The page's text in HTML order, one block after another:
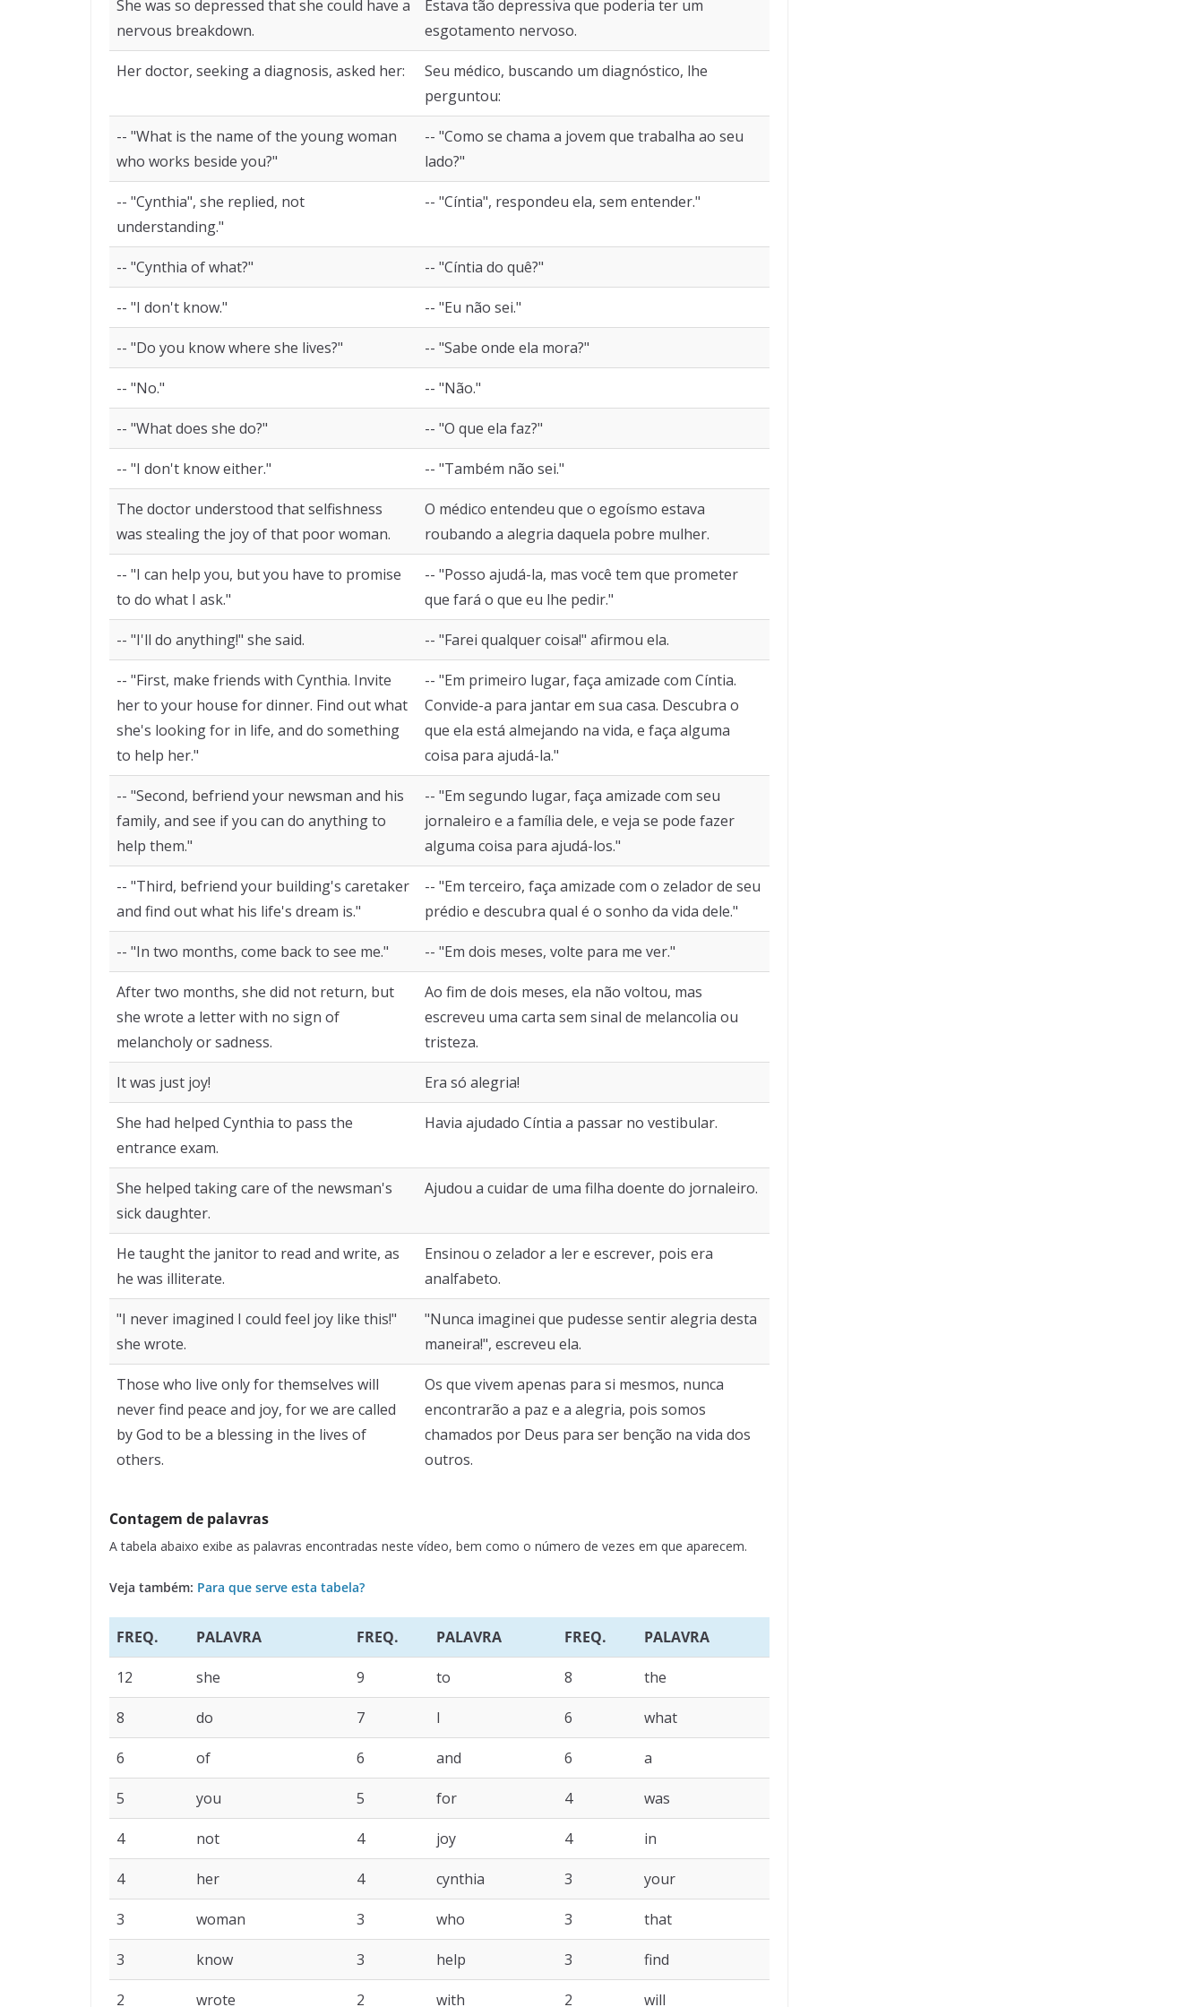
She was so depressed that she could have a
nervous breakdown.
Estava tão depressiva que poderia ter um
esgotamento nervoso.
Her doctor, seeking a diagnosis, asked her:
Seu médico, buscando um diagnóstico, lhe
perguntou:
-- "What is the name of the young woman
who works beside you?"
-- "Como se chama a jovem que trabalha ao seu
lado?"
-- "Cynthia", she replied, not
understanding."
-- "Cíntia", respondeu ela, sem entender."
-- "Cynthia of what?" -- "Cíntia do quê?"
-- "I don't know." -- "Eu não sei."
-- "Do you know where she lives?" -- "Sabe onde ela mora?"
-- "No." -- "Não."
-- "What does she do?" -- "O que ela faz?"
-- "I don't know either." -- "Também não sei."
The doctor understood that selfishness
was stealing the joy of that poor woman.
O médico entendeu que o egoísmo estava
roubando a alegria daquela pobre mulher.
-- "I can help you, but you have to promise
to do what I ask."
-- "Posso ajudá-la, mas você tem que prometer
que fará o que eu lhe pedir."
-- "I'll do anything!" she said. -- "Farei qualquer coisa!" afirmou ela.
-- "First, make friends with Cynthia. Invite
her to your house for dinner. Find out what
she's looking for in life, and do something
to help her."
-- "Em primeiro lugar, faça amizade com Cíntia.
Convide-a para jantar em sua casa. Descubra o
que ela está almejando na vida, e faça alguma
coisa para ajudá-la."
-- "Second, befriend your newsman and his
family, and see if you can do anything to
help them."
-- "Em segundo lugar, faça amizade com seu
jornaleiro e a família dele, e veja se pode fazer
alguma coisa para ajudá-los."
-- "Third, befriend your building's caretaker
and find out what his life's dream is."
-- "Em terceiro, faça amizade com o zelador de seu
prédio e descubra qual é o sonho da vida dele."
-- "In two months, come back to see me." -- "Em dois meses, volte para me ver."
After two months, she did not return, but
she wrote a letter with no sign of
melancholy or sadness.
Ao fim de dois meses, ela não voltou, mas
escreveu uma carta sem sinal de melancolia ou
tristeza.
It was just joy! Era só alegria!
She had helped Cynthia to pass the
entrance exam.
Havia ajudado Cíntia a passar no vestibular.
She helped taking care of the newsman's
sick daughter.
Ajudou a cuidar de uma filha doente do jornaleiro.
He taught the janitor to read and write, as
he was illiterate.
Ensinou o zelador a ler e escrever, pois era
analfabeto.
"I never imagined I could feel joy like this!"
she wrote.
"Nunca imaginei que pudesse sentir alegria desta
maneira!", escreveu ela.
Those who live only for themselves will
never find peace and joy, for we are called
by God to be a blessing in the lives of
others.
Os que vivem apenas para si mesmos, nunca
encontrarão a paz e a alegria, pois somos
chamados por Deus para ser benção na vida dos
outros.
Contagem de palavras
A tabela abaixo exibe as palavras encontradas neste vídeo, bem como o número de vezes em que aparecem.
Veja também: Para que serve esta tabela?
FREQ. PALAVRA FREQ. PALAVRA FREQ. PALAVRA
12 she 9 to 8 the
8 do 7 I 6 what
6 of 6 and 6 a
5 you 5 for 4 was
4 not 4 joy 4 in
4 her 4 cynthia 3 your
3 woman 3 who 3 that
3 know 3 help 3 find
2 wrote 2 with 2 will